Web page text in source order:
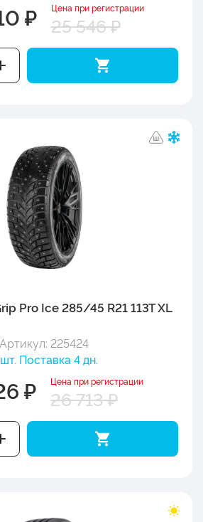
₽ Цена при регистрации
25 546 ₽
Pro Ice 285/45 R21 113T XL
Артикул: 225424
Поставка 4 дн.
₽ Цена при регистрации
26 713 ₽